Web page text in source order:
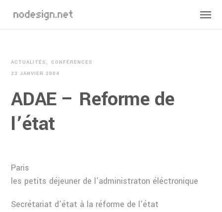
ACTUALITÉS
CONFÉRENCES
23 JANVIER 2004
ADAE – Reforme de
l’état
Paris
les petits déjeuner de l’administraton éléctronique
Secrétariat d’état à la réforme de l’état